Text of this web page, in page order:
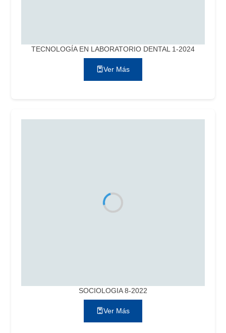
TECNOLOGÍA EN LABORATORIO DENTAL 1-2024
Ver Más
SOCIOLOGIA 8-2022
Ver Más